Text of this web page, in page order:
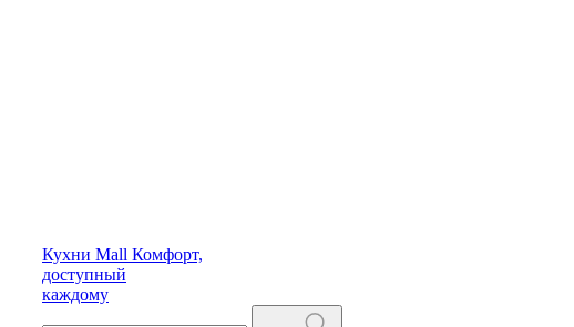
Кухни Mall Комфорт,
доступный
каждому